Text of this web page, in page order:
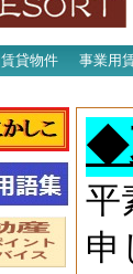
貸物件 事業用
◆
平
申